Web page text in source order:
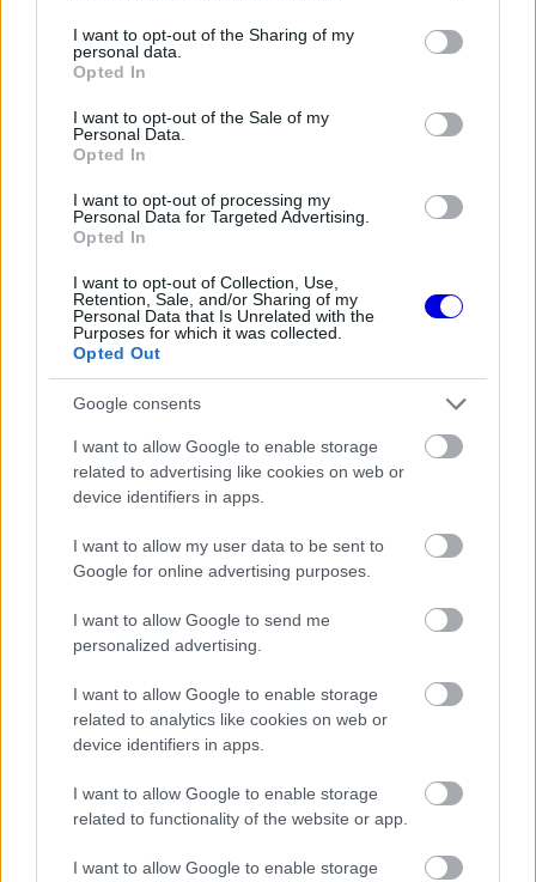
not limited to your visit or usage behaviour. You may click to
grant or deny consent to Google and its third-party tags to
use your data for below specified purposes in below Google
consent section.
I want to opt-out of the Sharing of my
personal data.
Opted In
I want to opt-out of the Sale of my
Personal Data.
Opted In
I want to opt-out of processing my
Personal Data for Targeted Advertising.
Opted In
I want to opt-out of Collection, Use,
Retention, Sale, and/or Sharing of my
Personal Data that Is Unrelated with the
Purposes for which it was collected.
Opted Out
Google consents
I want to allow Google to enable storage
related to advertising like cookies on web or
device identifiers in apps.
I want to allow my user data to be sent to
Google for online advertising purposes.
I want to allow Google to send me
personalized advertising.
I want to allow Google to enable storage
related to analytics like cookies on web or
device identifiers in apps.
I want to allow Google to enable storage
related to functionality of the website or app.
I want to allow Google to enable storage
vélhetően nem kell végleg búcsút venniük tőle,
száguldó cirkusz közelében marad, a jövő heti
EZEKET IS AJÁNLJUK
Megdöbbentő okok miatt nem
beszélhet a távozásáról Helmut
Ezt a hibát még Fred Vasseur sem
tudja letagadni a Ferrarinál
FORMA-1
A Ferrari olyan útra lépett amely
évekre meghatározhatja a sikerét
„Sok Sky-nál eltöltött év után izgalmas új
kihívások elé nézek, és már nagyon várom a